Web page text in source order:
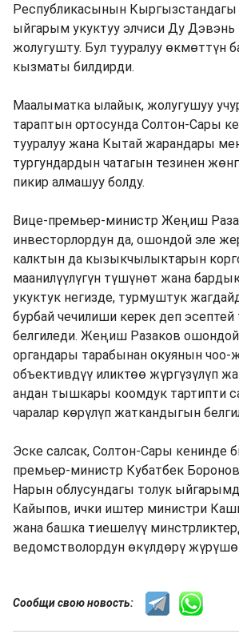
Республикасынын Кыргызстандагы
ыйгарым укуктуу элчиси Ду
жолугушту. Бул тууралуу өкмөттүн
кызматы билдирди.
Маалыматка ылайык, жолугушуу
тараптын ортосунда Солтон-Сары
тууралуу жана Кытай жарандары
тургундардын чатагын тезинен
пикир алмашуу болду.
Вице-премьер-министр Жеңиш
инвесторлордун да, ошондой эле
калктын да кызыкчылыктарын
маанилүүлүгүн түшүнөт жана
укуктук негизде, турмуштук
бурбай чечилиши керек деп
белгиледи. Жеңиш Разаков
органдары тарабынан окуянын
объективдүү иликтөө жүргүзүлүп
андан тышкары коомдук тартипти
чаралар көрүлүп жаткандыгын
Эске салсак, Солтон-Сары кенинде
премьер-министр Кубатбек
Нарын облусундагы толук
Кайыпов, ички иштер министри
жана башка тиешелүү
ведомстволордун өкүлдөрү
Сообщи свою новость: